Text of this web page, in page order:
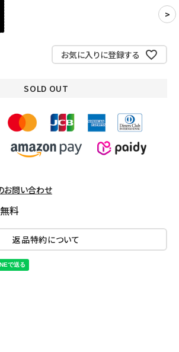
us
お気に入りに登録する
SOLD OUT
お問い合わせ
料
返品特約について